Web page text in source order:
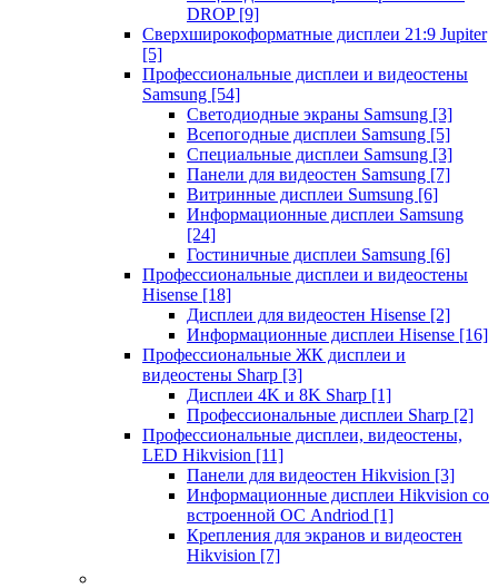
DROP [9]
Сверхширокоформатные дисплеи 21:9 Jupiter
[5]
Профессиональные дисплеи и видеостены
Samsung [54]
Светодиодные экраны Samsung [3]
Всепогодные дисплеи Samsung [5]
Специальные дисплеи Samsung [3]
Панели для видеостен Samsung [7]
Витринные дисплеи Sumsung [6]
Информационные дисплеи Samsung
[24]
Гостиничные дисплеи Samsung [6]
Профессиональные дисплеи и видеостены
Hisense [18]
Дисплеи для видеостен Hisense [2]
Информационные дисплеи Hisense [16]
Профессиональные ЖК дисплеи и
видеостены Sharp [3]
Дисплеи 4K и 8K Sharp [1]
Профессиональные дисплеи Sharp [2]
Профессиональные дисплеи, видеостены,
LED Hikvision [11]
Панели для видеостен Hikvision [3]
Информационные дисплеи Hikvision со
встроенной ОС Andriod [1]
Крепления для экранов и видеостен
Hikvision [7]